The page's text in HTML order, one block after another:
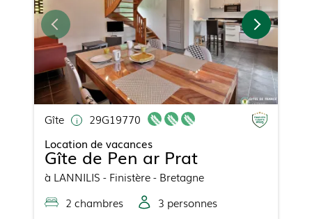
Gîte
29G19770
Location de vacances
Gîte de Pen ar Prat
à LANNILIS - Finistère - Bretagne
2 chambres 3 personnes